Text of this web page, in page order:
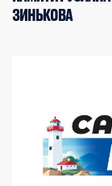
ЗИНЬКОВА